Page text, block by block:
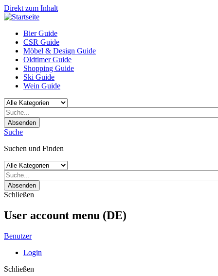
Direkt zum Inhalt
Bier Guide
CSR Guide
Möbel & Design Guide
Oldtimer Guide
Shopping Guide
Ski Guide
Wein Guide
Absenden
Suche
Suchen und Finden
Absenden
Schließen
User account menu (DE)
Benutzer
Login
Schließen